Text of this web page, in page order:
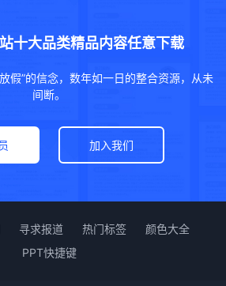
十大品类精品内容任意下载
假”的信念，数年如一日的整合资源，从未
间断。
加入我们
寻求报道 热门标签
颜色大全
PPT快捷键